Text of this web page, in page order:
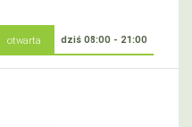
otwarta dziś 08:00 - 21:00